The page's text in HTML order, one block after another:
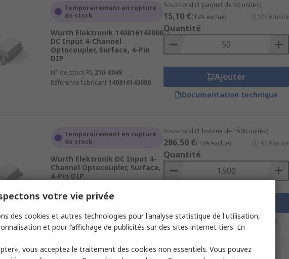
Temporairement en rupture
de stock
Wurth Elektronik 140816143000
DC Input 4-Channel
Optocoupler, Surface, 4-Pin
DIP
N° de stock RS 210-8049
Référence fabricant 140816143000
Sous-total (1 paquet de 50 unités)
15,10 €(TVA exclue) 0,302 €/unité
Quantité
Ajouter
Documentation technique
Temporairement en rupture
de stock
Wurth Elektronik DC Input 4-
Channel Optocoupler, Surface,
4-Pin DIP
Référence fabricant140816144300
Sous-total (1 bobine de 1500 unités)
286,50 €(TVA exclue) 0,191 €/unité
Quantité
Documentation technique
Sous-total (1 unité)
votre vie privée
des cookies et autres technologies pour l'analyse statistique de l'utilisation,
et pour l’affichage de publicités sur des sites internet tiers. En
vous acceptez le traitement des cookies non essentiels. Vous pouvez